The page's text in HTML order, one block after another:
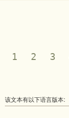
1 2 3
该文本有以下语言版本: